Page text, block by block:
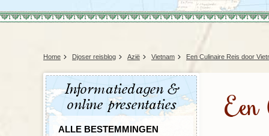
Home Djoser reisblog Azië Vietnam Een Culinaire Reis door
Informatiedagen &
online presentaties
ALLE BESTEMMINGEN